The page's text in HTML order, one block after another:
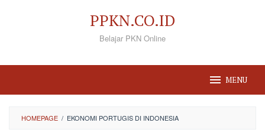
PPKN.CO.ID
Belajar PKN Online
MENU
HOMEPAGE / EKONOMI PORTUGIS DI INDONESIA